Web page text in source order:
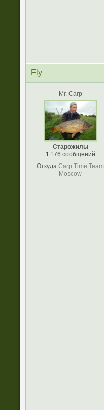
Fly
Mr. Carp
Старожилы
1 176 сообщений
Откуда Carp Time Team
Moscow